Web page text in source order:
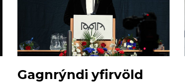
Gagnrýndi yfirvöld